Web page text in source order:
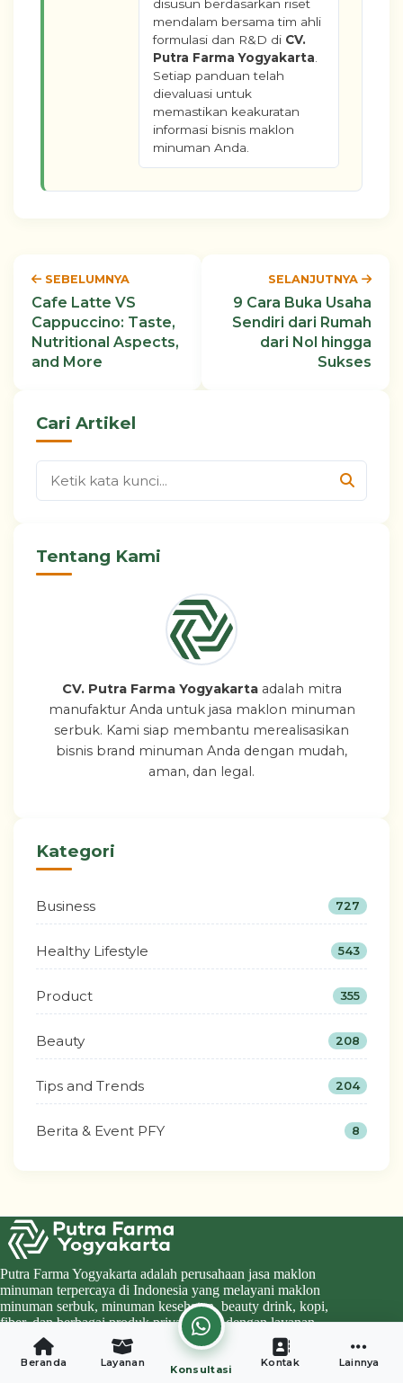
disusun berdasarkan riset
mendalam bersama tim ahli
formulasi dan R&D di CV.
Putra Farma Yogyakarta
Setiap panduan telah
dievaluasi untuk
memastikan keakuratan
informasi bisnis maklon
minuman Anda.
SEBELUMNYA
Cafe Latte VS
Cappuccino: Taste,
Nutritional Aspects,
and More
SELANJUTNYA
9 Cara Buka Usaha
Sendiri dari Rumah
dari Nol hingga
Sukses
Cari Artikel
Tentang Kami
CV. Putra Farma Yogyakartaadalah mitra
manufaktur Anda untuk jasa maklon minuman
serbuk. Kami siap membantu merealisasikan
bisnis brand minuman Anda dengan mudah,
aman, dan legal.
Kategori
Business 727
Healthy Lifestyle 543
Product 355
Beauty 208
Tips and Trends 204
Berita & Event PFY 8
Putra Farma Yogyakarta adalah perusahaan jasa maklon
minuman terpercaya di Indonesia yang melayani maklon
minuman serbuk, minuman kesehatan, beauty drink, kopi,
fiber, dan berbagai produk private label dengan layanan
lengkap mulai formulasi hingga legalitas BPOM dan Halal.
Kantor Pusat & Pabrik Produksi
Semoyan No.1, RT.03, Singosaren I, Singosaren, Kec.
Beranda Layanan
Konsultasi
Kontak Lainnya